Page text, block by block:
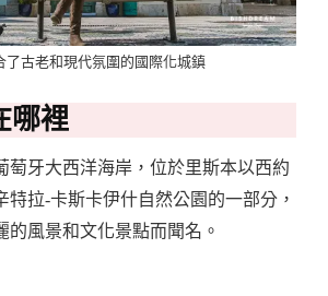
了古老和現代氛圍的國際化城鎮
哪裡
萄牙大西洋海岸，位於里斯本以西約
特拉-卡斯卡伊什自然公園的一部分，
的風景和文化景點而聞名。